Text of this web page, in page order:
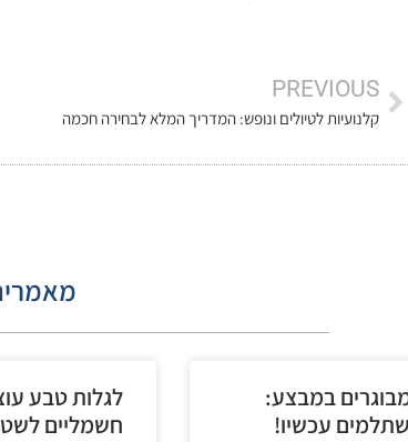
PREVIOUS
קלנועיות לטיולים ונופש: המדריך המלא לבחירה חכמה
במבצע:
עכשיו!
לגלות טבע
חשמליים